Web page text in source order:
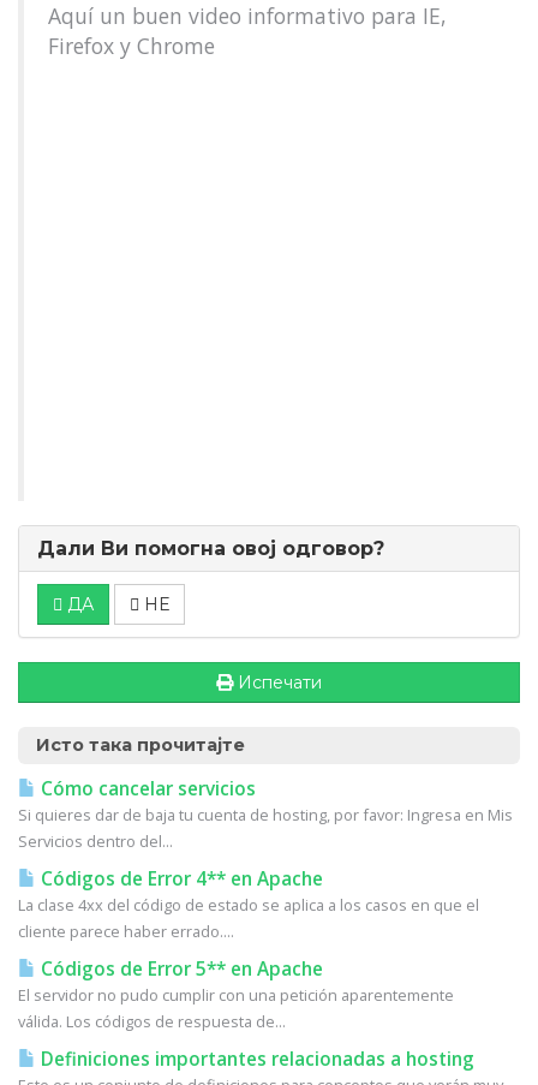
Aquí un buen video informativo para IE,
Firefox y Chrome
Дали Ви помогна овој одговор?
ДА НЕ
Испечати
Исто така прочитајте
Cómo cancelar servicios
Si quieres dar de baja tu cuenta de hosting, por favor: Ingresa en Mis
Servicios dentro del...
Códigos de Error 4** en Apache
La clase 4xx del código de estado se aplica a los casos en que el
cliente parece haber errado....
Códigos de Error 5** en Apache
El servidor no pudo cumplir con una petición aparentemente
válida. Los códigos de respuesta de...
Definiciones importantes relacionadas a hosting